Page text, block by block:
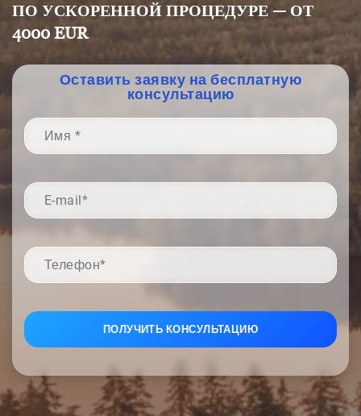
ПО УСКОРЕННОЙ ПРОЦЕДУРЕ — ОТ
4000 EUR
Оставить заявку на бесплатную
консультацию